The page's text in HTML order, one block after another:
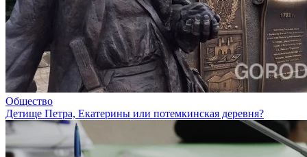
Общество
Детище Петра, Екатерины или потемкинская деревня?